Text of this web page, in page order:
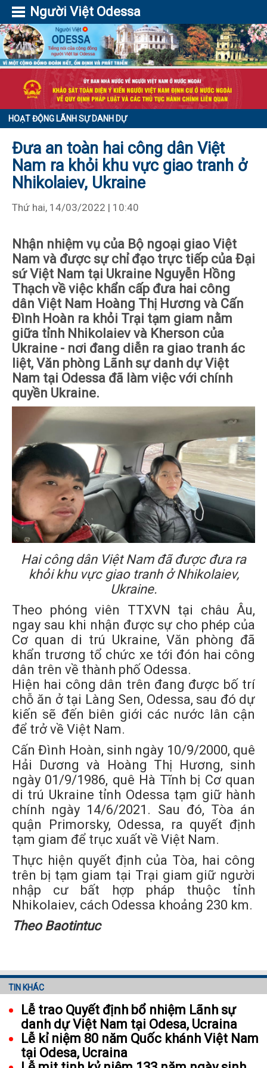
Người Việt Odessa
HOẠT ĐỘNG LÃNH SỰ DANH DỰ
Đưa an toàn hai công dân Việt
Nam ra khỏi khu vực giao tranh ở
Nhikolaiev, Ukraine
Thứ hai, 14/03/2022 | 10:40
Nhận nhiệm vụ của Bộ ngoại giao Việt
Nam và được sự chỉ đạo trực tiếp của Đại
sứ Việt Nam tại Ukraine Nguyễn Hồng
Thạch về việc khẩn cấp đưa hai công
dân Việt Nam Hoàng Thị Hương và Cấn
Đình Hoàn ra khỏi Trại tạm giam nằm
giữa tỉnh Nhikolaiev và Kherson của
Ukraine - nơi đang diễn ra giao tranh ác
liệt, Văn phòng Lãnh sự danh dự Việt
Nam tại Odessa đã làm việc với chính
quyền Ukraine.
Hai công dân Việt Nam đã được đưa ra
khỏi khu vực giao tranh ở Nhikolaiev,
Ukraine.
Theo phóng viên TTXVN tại châu Âu,
ngay sau khi nhận được sự cho phép của
Cơ quan di trú Ukraine, Văn phòng đã
khẩn trương tổ chức xe tới đón hai công
dân trên về thành phố Odessa.
Hiện hai công dân trên đang được bố trí
chỗ ăn ở tại Làng Sen, Odessa, sau đó dự
kiến sẽ đến biên giới các nước lân cận
để trở về Việt Nam.
Cấn Đình Hoàn, sinh ngày 10/9/2000, quê
Hải Dương và Hoàng Thị Hương, sinh
ngày 01/9/1986, quê Hà Tĩnh bị Cơ quan
di trú Ukraine tỉnh Odessa tạm giữ hành
chính ngày 14/6/2021. Sau đó, Tòa án
quận Primorsky, Odessa, ra quyết định
tạm giam để trục xuất về Việt Nam.
Thực hiện quyết định của Tòa, hai công
trên bị tạm giam tại Trại giam giữ người
nhập cư bất hợp pháp thuộc tỉnh
Nhikolaiev, cách Odessa khoảng 230 km.
Theo Baotintuc
TIN KHÁC
Lễ trao Quyết định bổ nhiệm Lãnh sự
danh dự Việt Nam tại Odesa, Ucraina
Lễ kỉ niệm 80 năm Quốc khánh Việt Nam
tại Odesa, Ucraina